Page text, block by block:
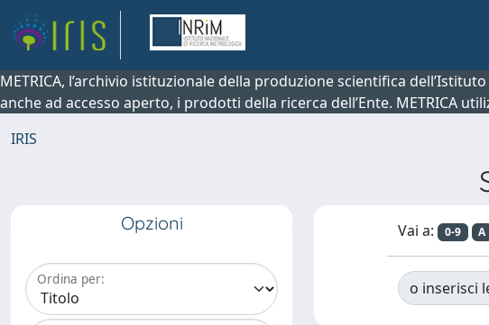
METRICA, l’archivio istituzionale della produzione scientifica
anche ad accesso aperto, i prodotti della ricerca dell’Ente. METRICA
IRIS
Opzioni
Ordina per:
Vai a: 0-9 A
o inserisci